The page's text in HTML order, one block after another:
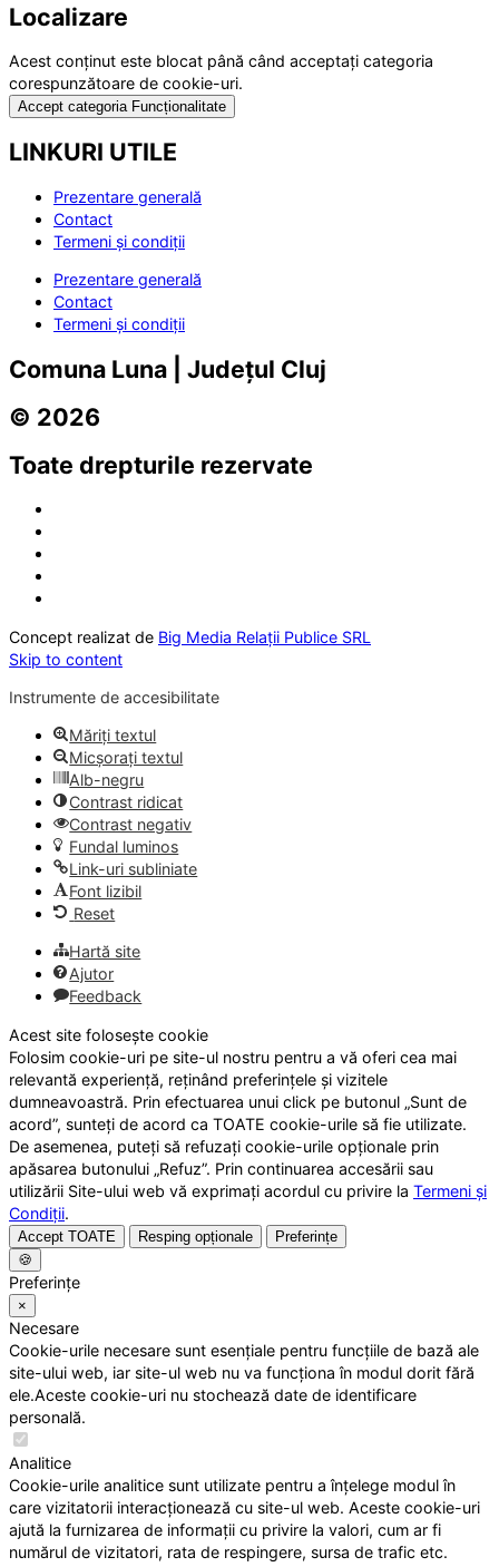
Localizare
Acest conținut este blocat până când acceptați categoria
corespunzătoare de cookie-uri.
Accept categoria Funcționalitate
LINKURI UTILE
Prezentare generală
Contact
Termeni și condiții
Prezentare generală
Contact
Termeni și condiții
Comuna Luna | Județul Cluj
© 2026
Toate drepturile rezervate
Concept realizat de Big Media Relații Publice SRL
Skip to content
Instrumente de accesibilitate
Măriți textul
Micșorați textul
Alb-negru
Contrast ridicat
Contrast negativ
Fundal luminos
Link-uri subliniate
Font lizibil
Reset
Hartă site
Ajutor
Feedback
Acest site folosește cookie
Folosim cookie-uri pe site-ul nostru pentru a vă oferi cea mai
relevantă experiență, reținând preferințele și vizitele
dumneavoastră. Prin efectuarea unui click pe butonul „Sunt de
acord”, sunteți de acord ca TOATE cookie-urile să fie utilizate.
De asemenea, puteți să refuzați cookie-urile opționale prin
apăsarea butonului „Refuz”. Prin continuarea accesării sau
utilizării Site-ului web vă exprimați acordul cu privire la Termeni și
Condiții.
Accept TOATE Resping opționale
Preferințe
🍪
Preferințe
×
Necesare
Cookie-urile necesare sunt esențiale pentru funcțiile de bază ale
site-ului web, iar site-ul web nu va funcționa în modul dorit fără
ele.Aceste cookie-uri nu stochează date de identificare
personală.
Analitice
Cookie-urile analitice sunt utilizate pentru a înțelege modul în
care vizitatorii interacționează cu site-ul web. Aceste cookie-uri
ajută la furnizarea de informații cu privire la valori, cum ar fi
numărul de vizitatori, rata de respingere, sursa de trafic etc.